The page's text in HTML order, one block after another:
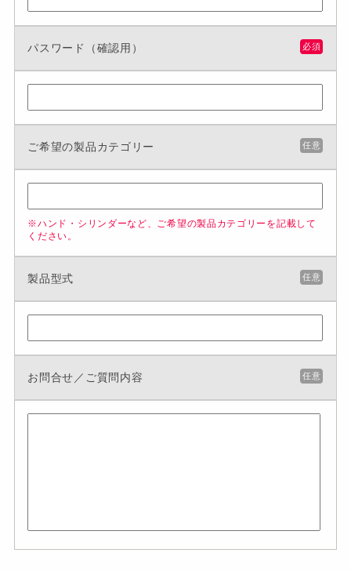
パスワード（確認用） 必須
ご希望の製品カテゴリー 任意
※ハンド・シリンダーなど、ご希望の製品カテゴリーを記載して
ください。
製品型式 任意
お問合せ／ご質問内容 任意